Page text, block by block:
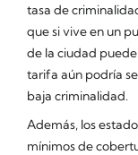
tasa de
que si vive en un
de la ciudad
tarifa aún podría
baja criminalidad.
Además, los
mínimos de